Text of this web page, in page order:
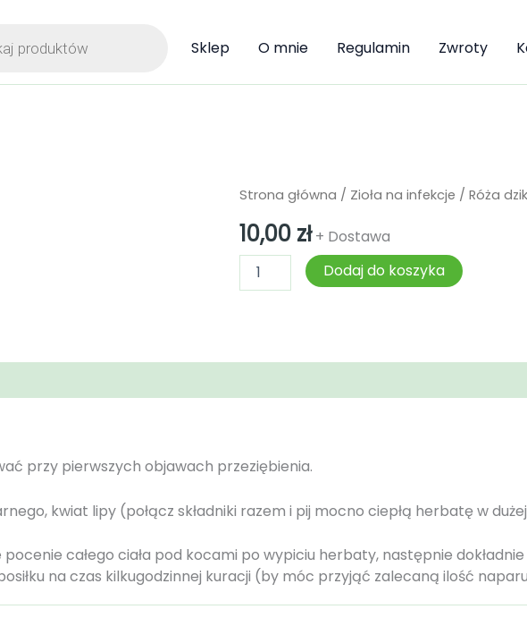
Sklep O mnie Regulamin Zwroty
Strona główna / Zioła na infekcje / Róża
10,00 zł + Dostawa
ilość
dzika
-
owoc
150g
Dodaj do koszyka
przy pierwszych objawach przeziębienia.
kwiat lipy (połącz składniki razem i pij mocno ciepłą herbatę w
pocenie całego ciała pod kocami po wypiciu herbaty, następnie
na czas kilkugodzinnej kuracji (by móc przyjąć zalecaną ilość